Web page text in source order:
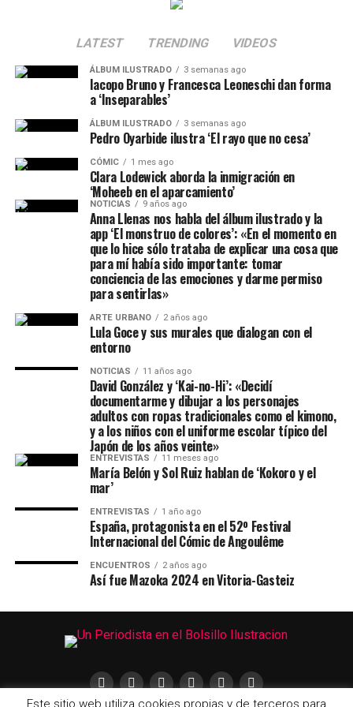
LATEST TRENDING VIDEOS
ÁLBUM ILUSTRADO 3 semanas ago
Iacopo Bruno y Francesca Leoneschi dan forma
a ‘Inseparables’
ÁLBUM ILUSTRADO 3 semanas ago
Pedro Oyarbide ilustra ‘El rayo que no cesa’
CÓMIC 1 mes ago
Clara Lodewick aborda la inmigración en
‘Moheeb en el aparcamiento’
NOTICIAS 9 años ago
Anna Llenas nos habla del álbum ilustrado y la
app ‘El monstruo de colores’: «En el momento en
que lo hice sólo trataba de explicar una cosa que
para mí había sido importante: tomar
conciencia de las emociones y darme permiso
para sentirlas»
ARTE URBANO 2 años ago
Lula Goce y sus murales que dialogan con el
entorno
NOTICIAS 11 años ago
David González y ‘Kai-no-Hi’: «Decidí
documentarme y dibujar a los personajes
adultos con ropas tradicionales como el kimono,
y a los niños con el uniforme escolar típico del
Japón de los años veinte»
ENTREVISTAS 11 meses ago
María Belón y Sol Ruiz hablan de ‘Kokoro y el
mar’
ENTREVISTAS 1 año ago
España, protagonista en el 52º Festival
Internacional del Cómic de Angoulême
ENCUENTROS 2 años ago
Así fue Mazoka 2024 en Vitoria-Gasteiz
Este sitio web utiliza cookies propias y de terceros para